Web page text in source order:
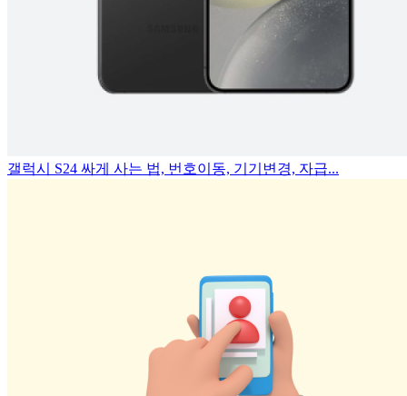
갤럭시 S24 싸게 사는 법, 번호이동, 기기변경, 자급...